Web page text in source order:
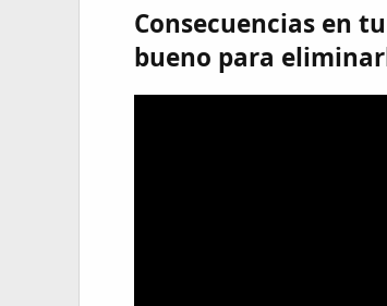
Consecuencias en
bueno para